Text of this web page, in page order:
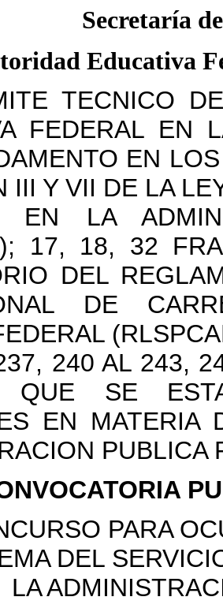
Secretaría
Educativa
TECNICO
FEDERAL EN
EN
III Y VII DE LA
EN LA
17, 18, 32
DEL
DE
240 AL 243,
SE
EN MATERIA
PUBLICA
PARA
DEL
LA